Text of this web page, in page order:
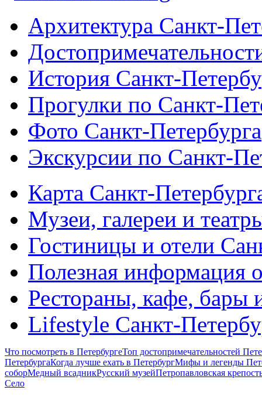
Архитектура Санкт-
История Санкт-
Прогулки по Санкт-
Фото Санкт-Петербурга
Экскурсии по Санкт-
Карта Санкт-
Музеи, галереи и
Гостиницы и отели
Полезная информация
Рестораны, кафе, бары
Lifestyle Санкт-
Что посмотреть в ПетербургеТоп достопримечательностей
ПетербургаКогда лучше ехать в ПетербургМифы и легенды
соборМедный всадникРусский музейПетропавловская
Село